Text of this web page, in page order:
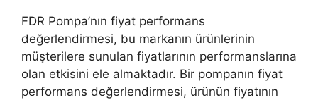
FDR Pompa’nın fiyat performans
değerlendirmesi, bu markanın ürünlerinin
müşterilere sunulan fiyatlarının performanslarına
olan etkisini ele almaktadır. Bir pompanın fiyat
performans değerlendirmesi, ürünün fiyatının